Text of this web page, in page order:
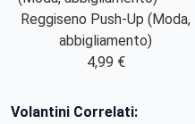
Reggiseno Push-Up (Moda,
abbigliamento)
4,99 €
Volantini Correlati: